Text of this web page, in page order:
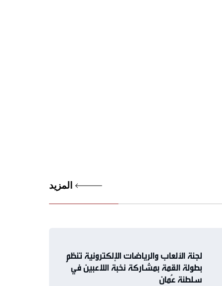
المزيد
لجنة الألعاب والرياضات الإلكترونية تنظم
بطولة القمة بمشاركة نخبة اللاعبين في
سلطنة عُمان